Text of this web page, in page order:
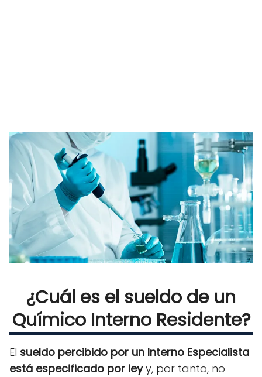
¿Cuál es el sueldo de un
Químico Interno Residente?
El sueldo percibido por un Interno Especialista
está especificado por leyy, por tanto, no